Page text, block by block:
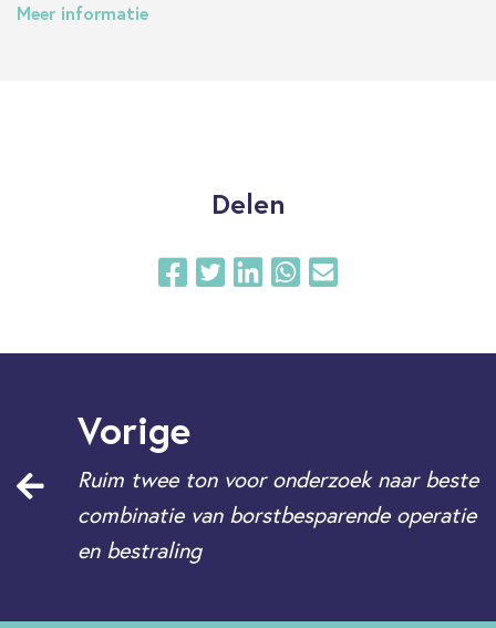
Meer informatie
Delen
Vorige
Ruim twee ton voor onderzoek naar beste
combinatie van borstbesparende operatie
en bestraling